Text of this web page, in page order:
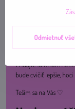
Pridajte sa k nám na
bude cvičiť lepšie, hoci
Teším sa na Vás ♡
Odmietnuť